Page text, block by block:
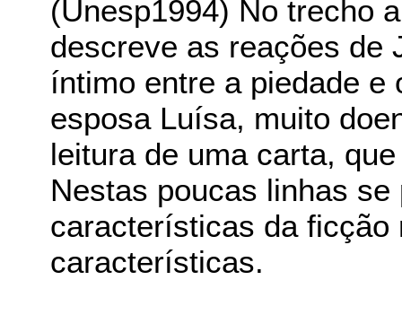
(Unesp1994) No trecho
descreve as reações de
íntimo entre a piedade e
esposa Luísa, muito
leitura de uma carta,
Nestas poucas linhas
características da ficção
características.